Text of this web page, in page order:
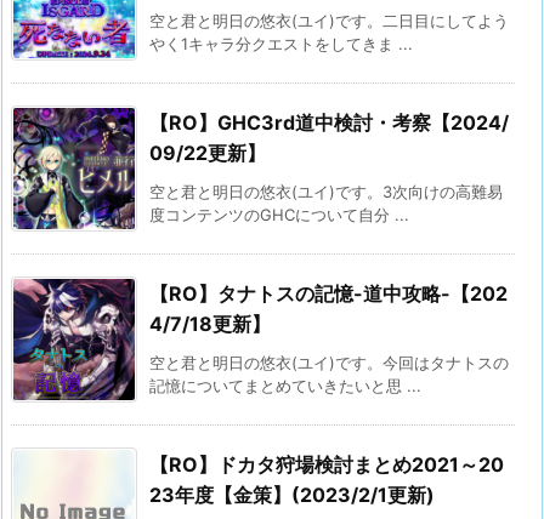
空と君と明日の悠衣(ユイ)です。二日目にしてよう
やく1キャラ分クエストをしてきま ...
【RO】GHC3rd道中検討・考察【2024/
09/22更新】
空と君と明日の悠衣(ユイ)です。3次向けの高難易
度コンテンツのGHCについて自分 ...
【RO】タナトスの記憶-道中攻略-【202
4/7/18更新】
空と君と明日の悠衣(ユイ)です。今回はタナトスの
記憶についてまとめていきたいと思 ...
【RO】ドカタ狩場検討まとめ2021～20
23年度【金策】(2023/2/1更新)